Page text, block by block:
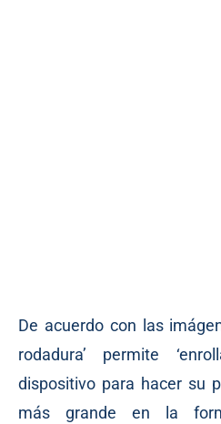
De acuerdo con las
rodadura’ permite
dispositivo para hacer su
más grande en la